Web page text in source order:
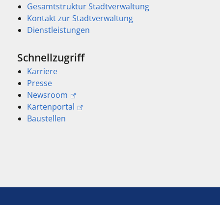
Gesamtstruktur Stadtverwaltung
Kontakt zur Stadtverwaltung
Dienstleistungen
Schnellzugriff
Karriere
Presse
Newsroom
Kartenportal
Baustellen